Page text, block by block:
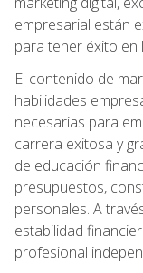
empresarial están
para tener éxito en
El contenido de
habilidades
necesarias para
carrera exitosa y
de educación
presupuestos,
personales. A
estabilidad
profesional